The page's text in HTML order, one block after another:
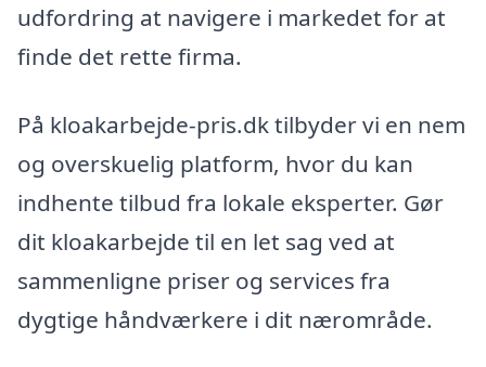
udfordring at navigere i markedet for at
finde det rette firma.
På kloakarbejde-pris.dk tilbyder vi en nem
og overskuelig platform, hvor du kan
indhente tilbud fra lokale eksperter. Gør
dit kloakarbejde til en let sag ved at
sammenligne priser og services fra
dygtige håndværkere i dit nærområde.